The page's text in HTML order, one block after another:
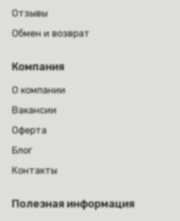
Отзывы
Обмен и возврат
Компания
О компании
Вакансии
Оферта
Блог
Контакты
Полезная информация